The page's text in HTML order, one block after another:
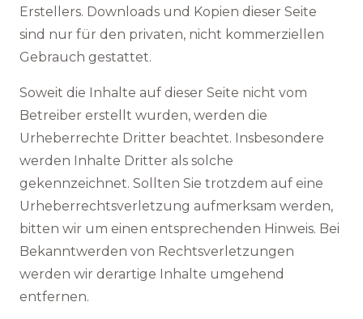
Erstellers. Downloads und Kopien dieser Seite
sind nur für den privaten, nicht kommerziellen
Gebrauch gestattet.
Soweit die Inhalte auf dieser Seite nicht vom
Betreiber erstellt wurden, werden die
Urheberrechte Dritter beachtet. Insbesondere
werden Inhalte Dritter als solche
gekennzeichnet. Sollten Sie trotzdem auf eine
Urheberrechtsverletzung aufmerksam werden,
bitten wir um einen entsprechenden Hinweis. Bei
Bekanntwerden von Rechtsverletzungen
werden wir derartige Inhalte umgehend
entfernen.